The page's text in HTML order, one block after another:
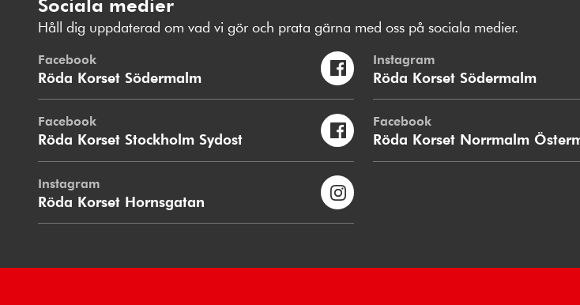
Håll dig uppdaterad om vad vi gör och prata gärna med oss på sociala medier.
Facebook
Röda Korset Södermalm
Instagram
Röda Korset Södermalm
Facebook
Röda Korset Stockholm Sydost
Facebook
Röda Korset Norrmalm
Instagram
Röda Korset Hornsgatan